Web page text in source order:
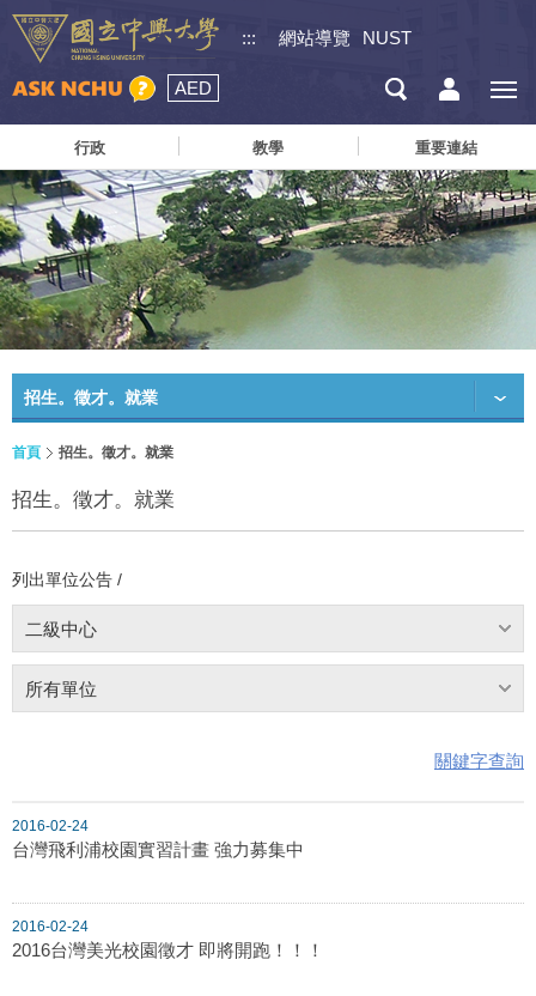
::: 網站導覽 NUST
AED
行政 教學 重要連結
招生。徵才。就業
首頁 招生。徵才。就業
招生。徵才。就業
列出單位公告 /
二級中心
所有單位
關鍵字查詢
2016-02-24
台灣飛利浦校園實習計畫 強力募集中
2016-02-24
2016台灣美光校園徵才 即將開跑！！！